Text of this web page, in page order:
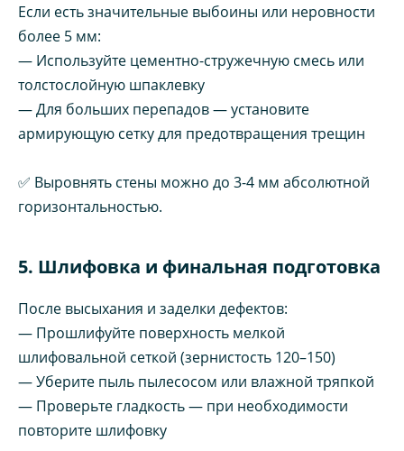
Если есть значительные выбоины или неровности
более 5 мм:
— Используйте цементно-стружечную смесь или
толстослойную шпаклевку
— Для больших перепадов — установите
армирующую сетку для предотвращения трещин
✅ Выровнять стены можно до 3-4 мм абсолютной
горизонтальностью.
5. Шлифовка и финальная подготовка
После высыхания и заделки дефектов:
— Прошлифуйте поверхность мелкой
шлифовальной сеткой (зернистость 120–150)
— Уберите пыль пылесосом или влажной тряпкой
— Проверьте гладкость — при необходимости
повторите шлифовку